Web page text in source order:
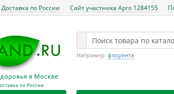
Доставка по России Сайт участника Арго 1284155
Например: флорента